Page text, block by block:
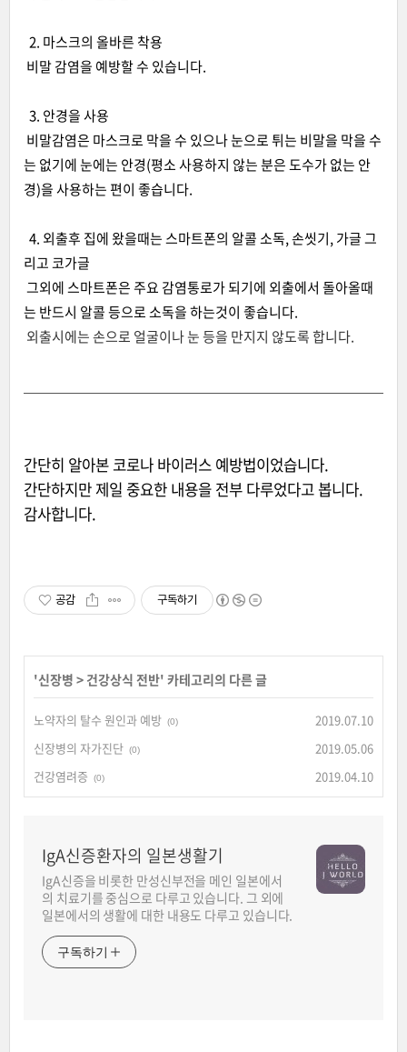
2. 마스크의 올바른 착용
비말 감염을 예방할 수 있습니다.
3. 안경을 사용
비말감염은 마스크로 막을 수 있으나 눈으로 튀는 비말을 막을 수
는 없기에 눈에는 안경(평소 사용하지 않는 분은 도수가 없는 안
경)을 사용하는 편이 좋습니다.
4. 외출후 집에 왔을때는 스마트폰의 알콜 소독, 손씻기, 가글 그
리고 코가글
그외에 스마트폰은 주요 감염통로가 되기에 외출에서 돌아올때
는 반드시 알콜 등으로 소독을 하는것이 좋습니다.
외출시에는 손으로 얼굴이나 눈 등을 만지지 않도록 합니다.
간단히 알아본 코로나 바이러스 예방법이었습니다.
간단하지만 제일 중요한 내용을 전부 다루었다고 봅니다.
감사합니다.
공감 구독하기
'신장병 > 건강상식 전반' 카테고리의 다른 글
노약자의 탈수 원인과 예방 (0)
2019.07.10
신장병의 자가진단 (0)
2019.05.06
건강염려증
(0) 2019.04.10
IgA신증환자의 일본생활기
IgA신증을 비롯한 만성신부전을 메인 일본에서
의 치료기를 중심으로 다루고 있습니다. 그 외에
일본에서의 생활에 대한 내용도 다루고 있습니다.
구독하기